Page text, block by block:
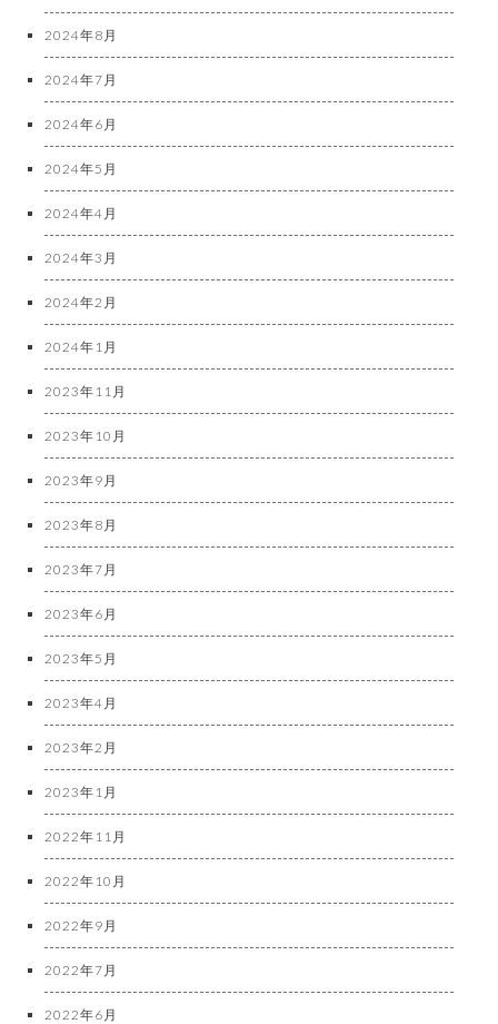
2024年8月
2024年7月
2024年6月
2024年5月
2024年4月
2024年3月
2024年2月
2024年1月
2023年11月
2023年10月
2023年9月
2023年8月
2023年7月
2023年6月
2023年5月
2023年4月
2023年2月
2023年1月
2022年11月
2022年10月
2022年9月
2022年7月
2022年6月